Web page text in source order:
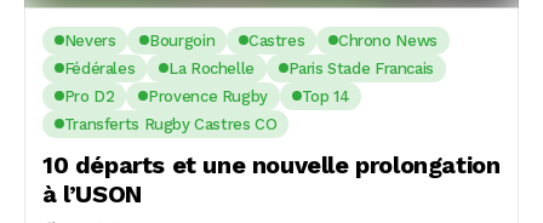
Nevers Bourgoin Castres
Chrono News
Fédérales
La Rochelle
Paris Stade Francais
Pro D2
Provence Rugby
Top 14
Transferts Rugby Castres CO
10 départs et une nouvelle prolongation
à l’USON